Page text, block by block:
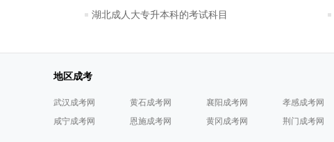
湖北成人大专升本科的考试科目
地区成考
武汉成考网 黄石成考网 襄阳成考网 孝感成考网
咸宁成考网
恩施成考网 黄冈成考网 荆门成考网